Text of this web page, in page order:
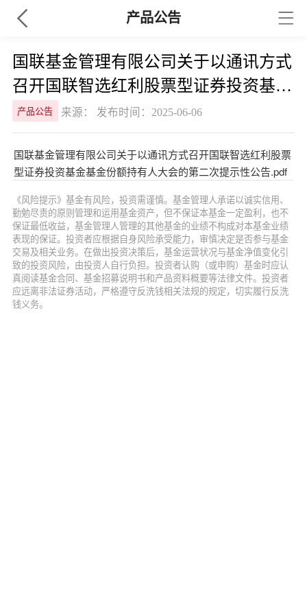
产品公告
国联基金管理有限公司关于以通讯方式
召开国联智选红利股票型证券投资基金
基金份额持有人大会的第二次提示性公
告
产品公告 来源： 发布时间：2025-06-06
国联基金管理有限公司关于以通讯方式召开国联智选红利股票
型证券投资基金基金份额持有人大会的第二次提示性公告.pdf
《风险提示》基金有风险，投资需谨慎。基金管理人承诺以诚实信用、
勤勉尽责的原则管理和运用基金资产，但不保证本基金一定盈利，也不
保证最低收益，基金管理人管理的其他基金的业绩不构成对本基金业绩
表现的保证。投资者应根据自身风险承受能力，审慎决定是否参与基金
交易及相关业务。在做出投资决策后，基金运营状况与基金净值变化引
致的投资风险，由投资人自行负担。投资者认购（或申购）基金时应认
真阅读基金合同、基金招募说明书和产品资料概要等法律文件。投资者
应远离非法证券活动，严格遵守反洗钱相关法规的规定，切实履行反洗
钱义务。